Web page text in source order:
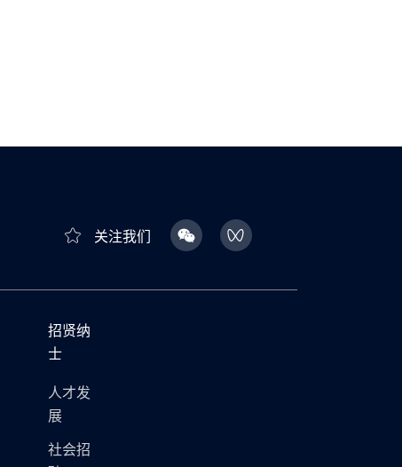
关注我们
招贤纳
士
人才发
展
社会招